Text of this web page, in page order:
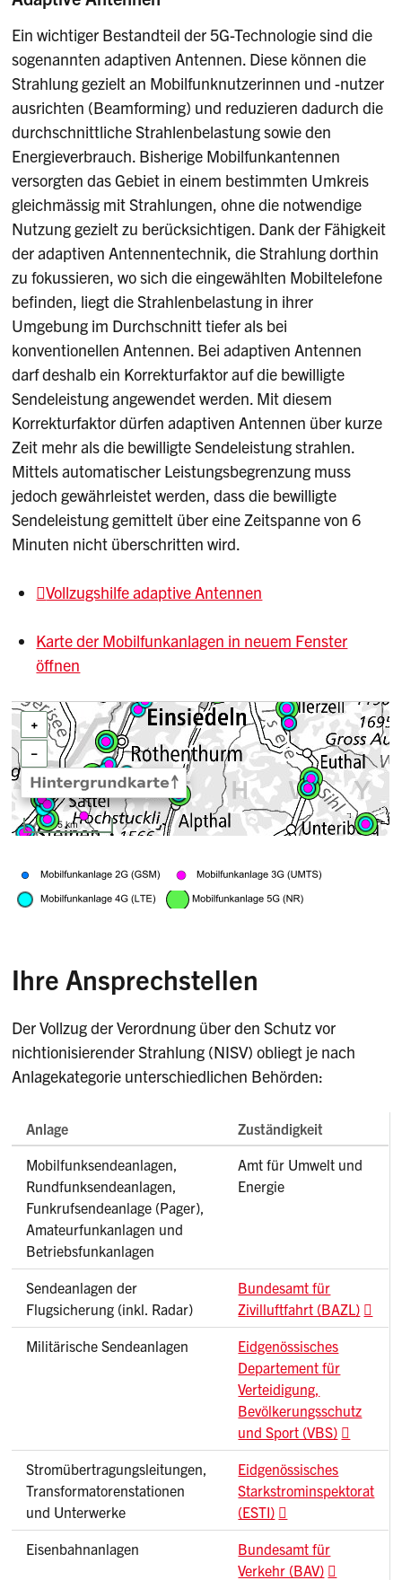
Ein wichtiger Bestandteil der 5G-Technologie sind die
sogenannten adaptiven Antennen. Diese können die
Strahlung gezielt an Mobilfunknutzerinnen und -nutzer
ausrichten (Beamforming) und reduzieren dadurch die
durchschnittliche Strahlenbelastung sowie den
Energieverbrauch. Bisherige Mobilfunkantennen
versorgten das Gebiet in einem bestimmten Umkreis
gleichmässig mit Strahlungen, ohne die notwendige
Nutzung gezielt zu berücksichtigen. Dank der Fähigkeit
der adaptiven Antennentechnik, die Strahlung dorthin
zu fokussieren, wo sich die eingewählten Mobiltelefone
befinden, liegt die Strahlenbelastung in ihrer
Umgebung im Durchschnitt tiefer als bei
konventionellen Antennen. Bei adaptiven Antennen
darf deshalb ein Korrekturfaktor auf die bewilligte
Sendeleistung angewendet werden. Mit diesem
Korrekturfaktor dürfen adaptiven Antennen über kurze
Zeit mehr als die bewilligte Sendeleistung strahlen.
Mittels automatischer Leistungsbegrenzung muss
jedoch gewährleistet werden, dass die bewilligte
Sendeleistung gemittelt über eine Zeitspanne von 6
Minuten nicht überschritten wird.
Vollzugshilfe adaptive Antennen
Karte der Mobilfunkanlagen in neuem Fenster
öffnen
Ihre Ansprechstellen
Der Vollzug der Verordnung über den Schutz vor
nichtionisierender Strahlung (NISV) obliegt je nach
Anlagekategorie unterschiedlichen Behörden:
Anlage
Zuständigkeit
Mobilfunksendeanlagen,
Rundfunksendeanlagen,
Funkrufsendeanlage (Pager),
Amateurfunkanlagen und
Betriebsfunkanlagen
Amt für Umwelt und
Energie
Sendeanlagen der
Flugsicherung (inkl. Radar)
Bundesamt für
Zivilluftfahrt (BAZL)
Militärische Sendeanlagen
Eidgenössisches
Departement für
Verteidigung,
Bevölkerungsschutz
und Sport (VBS)
Stromübertragungsleitungen,
Transformatorenstationen
und Unterwerke
Eidgenössisches
Starkstrominspektorat
(ESTI)
Eisenbahnanlagen
Bundesamt für
Verkehr (BAV)